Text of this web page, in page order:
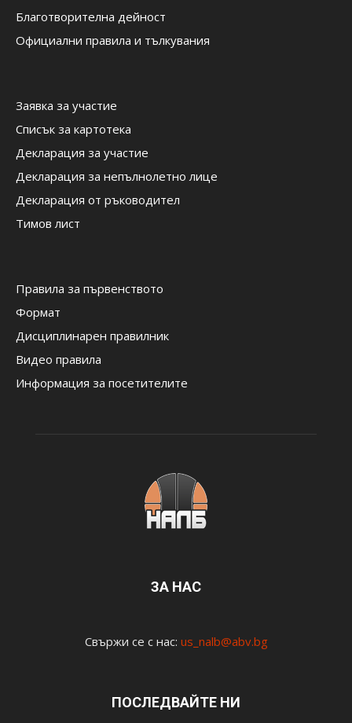
Благотворителна дейност
Официални правила и тълкувания
Заявка за участие
Списък за картотека
Декларация за участие
Декларация за непълнолетно лице
Декларация от ръководител
Тимов лист
Правила за първенството
Формат
Дисциплинарен правилник
Видео правила
Информация за посетителите
ЗА НАС
Свържи се с нас: us_nalb@abv.bg
ПОСЛЕДВАЙТЕ НИ